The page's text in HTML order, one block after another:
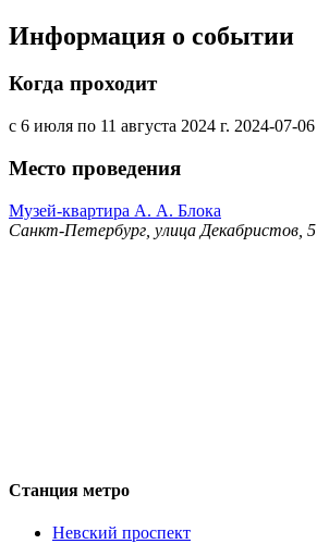
Информация о событии
Когда проходит
с 6 июля по 11 августа 2024 г. 2024-07-06
Место проведения
Музей-квартира А. А. Блока
Санкт-Петербург, улица Декабристов,
Станция метро
Невский проспект